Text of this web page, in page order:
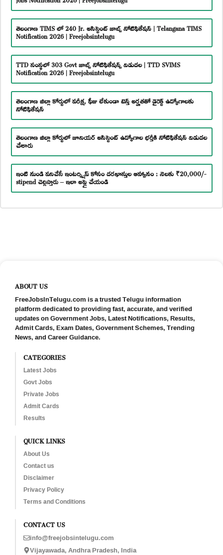
తెలంగాణ TIMS లో 240 Jr. అసిస్టెంట్ జాబ్స్ నోటిఫికేషన్ | Telangana TIMS
Notification 2026 | Freejobsintelugu
TTD సంస్థలో 303 Govt జాబ్స్ నోటిఫికేషన్స్ విడుదల | TTD SVIMS
Notification 2026 | Freejobsintelugu
తెలంగాణ జిల్లా కోర్టులో పరీక్ష, ఫీజు లేకుండా టెన్త్ అర్హతతో డైరెక్ట్ ఉద్యోగాలకు
నోటిఫికేషన్
తెలంగాణ జిల్లా కోర్టులో జూనియర్ అసిస్టెంట్ ఉద్యోగాల భర్తీకి నోటిఫికేషన్ విడుదల
చేశారు
ఇంటి నుండి పనిచేసే ఇంటర్న్షిప్ కోసం దరఖాస్తుల ఆహ్వానం : నెలకు ₹20,000/-
stipend చెల్లిస్తారు – ఇలా అప్లై చేయండి
ABOUT US
FreeJobsInTelugu.com is a trusted Telugu information
platform dedicated to providing fast, accurate, and verified
updates on Government Jobs, Latest Notifications, Results,
Admit Cards, Exam Dates, Government Schemes, Trending
News, and Career Guidance.
CATEGORIES
Latest Jobs
Govt Jobs
Private Jobs
Admit Cards
Results
QUICK LINKS
About Us
Contact us
Disclaimer
Privacy Policy
Terms and Conditions
CONTACT US
info@freejobsintelugu.com
Vijayawada, Andhra Pradesh, India